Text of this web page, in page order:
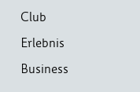
Club
Erlebnis
Business